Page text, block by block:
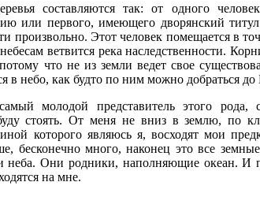
составляются так: от одного
или первого, имеющего дворянский
произвольно. Этот человек помещается в
ветвится река наследственности.
что не из земли ведет свое
в небо, как будто по ним можно добраться до
молодой представитель этого рода,
стоять. От меня не вниз в землю, по
которого являюсь я, восходят мои
бесконечно много, наконец это все
неба. Они родники, наполняющие океан. И
на мне.